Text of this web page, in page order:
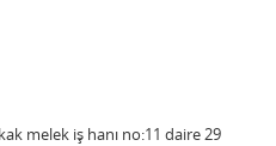
melek iş hanı no:11 daire 29